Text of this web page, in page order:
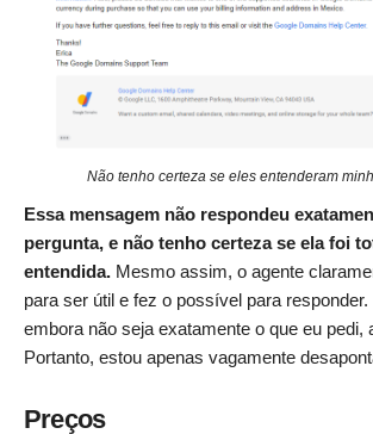
Não tenho certeza se eles entenderam
Essa mensagem não respondeu
pergunta, e não tenho certeza se ela foi
entendida. Mesmo assim, o agente
para ser útil e fez o possível para
embora não seja exatamente o que eu pedi,
Portanto, estou apenas vagamente
Preços